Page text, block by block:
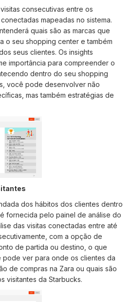
consecutivas entre os
mapeadas no sistema.
quais são as marcas que
o seu shopping center e também
seus clientes. Os insights
importância para compreender o
dentro do seu shopping
você pode desenvolver não
mas também estratégias de
dos hábitos dos clientes dentro
fornecida pelo painel de análise do
das visitas conectadas entre até
com a opção de
de partida ou destino, o que
ver para onde os clientes da
de compras na Zara ou quais são
visitantes da Starbucks.